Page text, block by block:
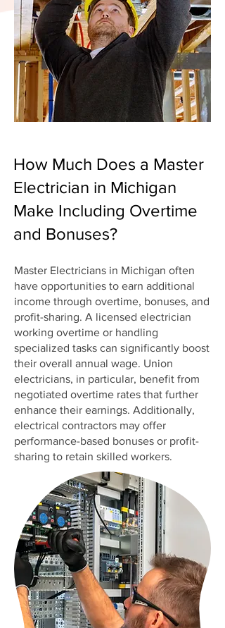
How Much Does a Master
Electrician in Michigan
Make Including Overtime
and Bonuses?
Master Electricians in Michigan often
have opportunities to earn additional
income through overtime, bonuses, and
profit-sharing. A licensed electrician
working overtime or handling
specialized tasks can significantly boost
their overall annual wage. Union
electricians, in particular, benefit from
negotiated overtime rates that further
enhance their earnings. Additionally,
electrical contractors may offer
performance-based bonuses or profit-
sharing to retain skilled workers.